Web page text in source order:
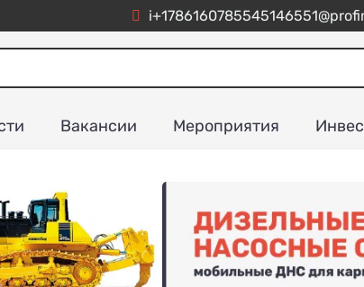
Вакансии Мероприятия